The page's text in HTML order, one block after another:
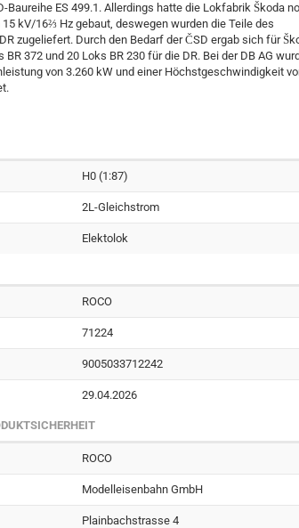
Baureihe ES 499.1. Allerdings hatte die Lokfabrik Škoda
kV/16⅔ Hz gebaut, deswegen wurden die Teile des
zugeliefert. Durch den Bedarf der ČSD ergab sich für
372 und 20 Loks BR 230 für die DR. Bei der DB AG
von 3.260 kW und einer Höchstgeschwindigkeit
H0 (1:87)
2L-Gleichstrom
Elektolok
ROCO
71224
9005033712242
29.04.2026
ROCO
Modelleisenbahn GmbH
Plainbachstrasse 4